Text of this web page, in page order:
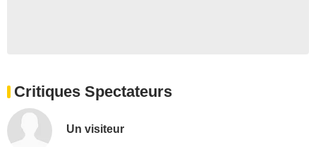
Critiques Spectateurs
Un visiteur